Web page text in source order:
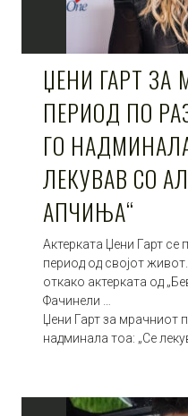
ЏЕНИ ГАРТ ЗА
ПЕРИОД ПО
ГО
ЛЕКУВАВ СО
АПЧИЊА“
Актерката Џени Гарт се
период од својот
откако актерката од
Фачинели …
Џени Гарт за мрачниот
надминала тоа: „Се